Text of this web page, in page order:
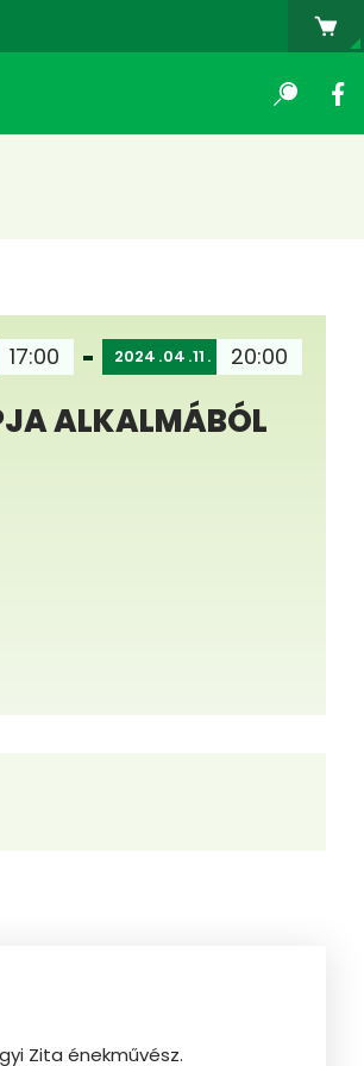
17:00 2024 04 11 20:00
ALKALMÁBÓL
Zita énekművész.